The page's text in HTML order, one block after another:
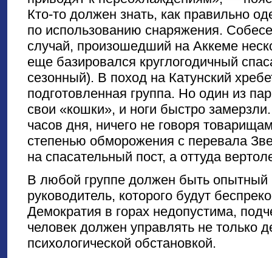
Кто-то должен знать, как правильно
по использованию снаряжения.
случай, произошедший на Аккеме
еще базировался круглогодичный
сезонный). В поход на Катунский
подготовленная группа. Но один из
свои «кошки», и ноги быстро
часов дня, ничего не говоря
степенью обморожения с перевала
на спасательный пост, а оттуда
В любой группе должен быть опытный
руководитель, которого будут
Демократия в горах недопустима,
человек должен управлять не только
психологической обстановкой.